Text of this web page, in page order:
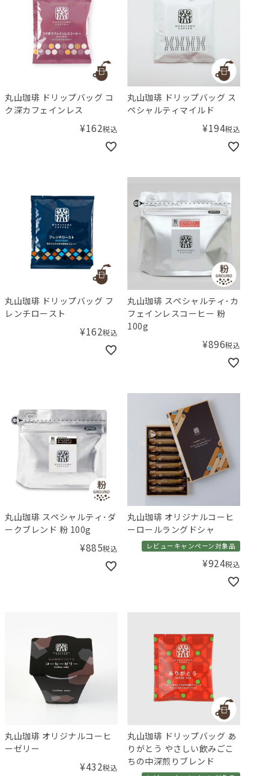
丸山珈琲 ドリップバッグ コ
ク深カフェインレス
¥162税込
丸山珈琲 ドリップバッグ ス
ペシャルティマイルド
¥194税込
丸山珈琲 ドリップバッグ フ
レンチロースト
¥162税込
丸山珈琲 スペシャルティ･カ
フェインレスコーヒー 粉
100g
¥896税込
丸山珈琲 スペシャルティ･ダ
ークブレンド 粉 100g
¥885税込
丸山珈琲 オリジナルコーヒ
ーロールラングドシャ
レビューキャンペーン対象品
¥924税込
丸山珈琲 オリジナルコーヒ
ーゼリー
¥432税込
丸山珈琲 ドリップバッグ あ
りがとう やさしい飲みごこ
ちの中深煎りブレンド